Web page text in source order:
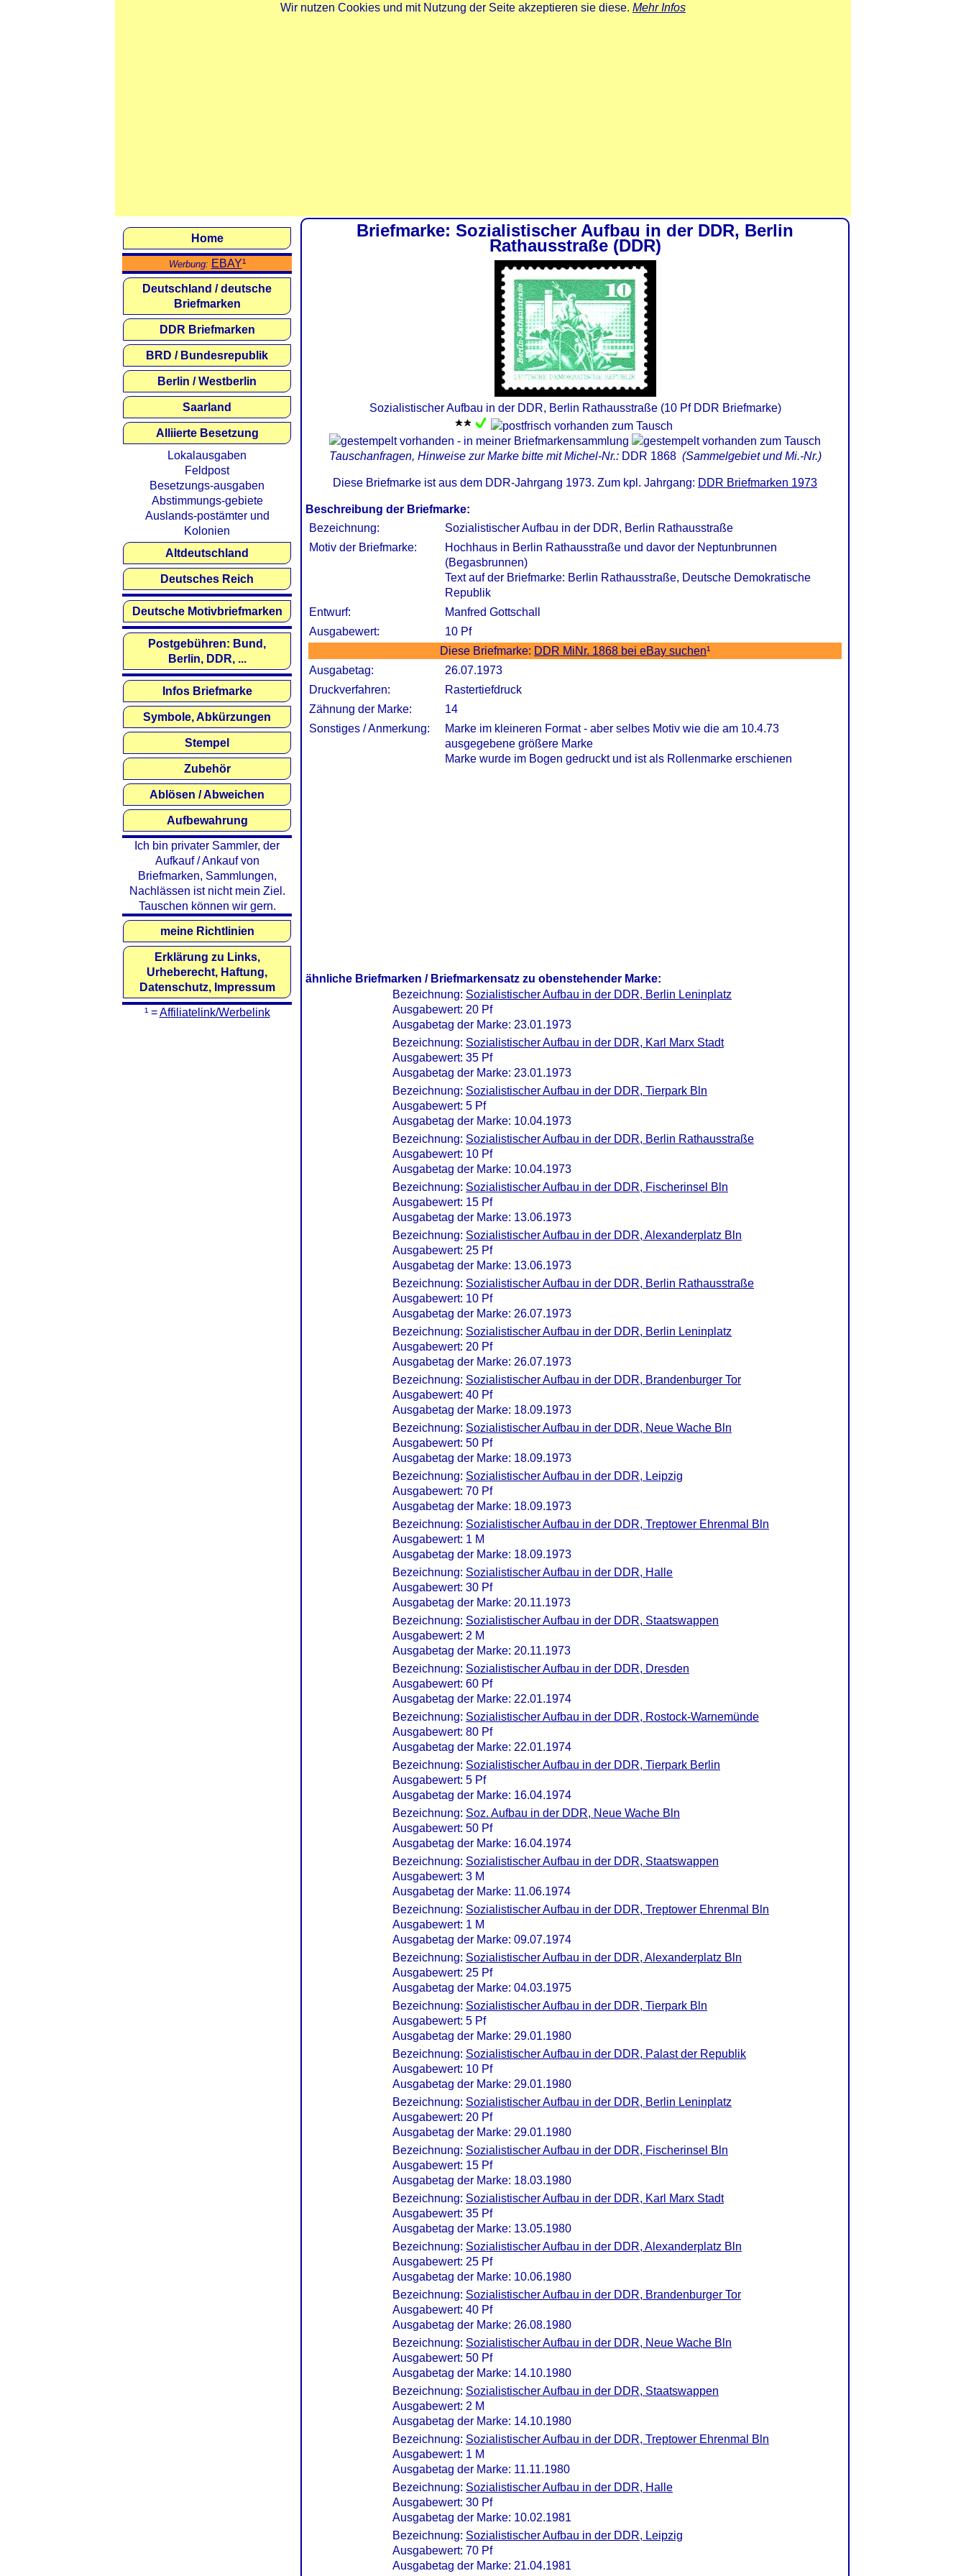
Wir nutzen Cookies und mit Nutzung der Seite akzeptieren sie diese. Mehr Infos
Briefmarke: Sozialistischer Aufbau in der DDR, Berlin
Rathausstraße (DDR)
Sozialistischer Aufbau in der DDR, Berlin Rathausstraße (10 Pf DDR Briefmarke)
Tauschanfragen, Hinweise zur Marke bitte mit Michel-Nr.: DDR 1868(Sammelgebiet und Mi.-Nr.)
Diese Briefmarke ist aus dem DDR-Jahrgang 1973. Zum kpl. Jahrgang: DDR Briefmarken 1973
Beschreibung der Briefmarke:
Bezeichnung:
Sozialistischer Aufbau in der DDR, Berlin Rathausstraße
Motiv der Briefmarke:
Hochhaus in Berlin Rathausstraße und davor der Neptunbrunnen
(Begasbrunnen)
Text auf der Briefmarke: Berlin Rathausstraße, Deutsche Demokratische
Republik
Entwurf:
Manfred Gottschall
Ausgabewert:
10 Pf
Diese Briefmarke: DDR MiNr. 1868 bei eBay suchen¹
Ausgabetag:
26.07.1973
Druckverfahren:
Rastertiefdruck
Zähnung der Marke:
14
Sonstiges / Anmerkung:
Marke im kleineren Format - aber selbes Motiv wie die am 10.4.73
ausgegebene größere Marke
Marke wurde im Bogen gedruckt und ist als Rollenmarke erschienen
ähnliche Briefmarken / Briefmarkensatz zu obenstehender Marke:
Bezeichnung: Sozialistischer Aufbau in der DDR, Berlin Leninplatz
Ausgabewert: 20 Pf
Ausgabetag der Marke: 23.01.1973
Bezeichnung: Sozialistischer Aufbau in der DDR, Karl Marx Stadt
Ausgabewert: 35 Pf
Ausgabetag der Marke: 23.01.1973
Bezeichnung: Sozialistischer Aufbau in der DDR, Tierpark Bln
Ausgabewert: 5 Pf
Ausgabetag der Marke: 10.04.1973
Bezeichnung: Sozialistischer Aufbau in der DDR, Berlin Rathausstraße
Ausgabewert: 10 Pf
Ausgabetag der Marke: 10.04.1973
Bezeichnung: Sozialistischer Aufbau in der DDR, Fischerinsel Bln
Ausgabewert: 15 Pf
Ausgabetag der Marke: 13.06.1973
Bezeichnung: Sozialistischer Aufbau in der DDR, Alexanderplatz Bln
Ausgabewert: 25 Pf
Ausgabetag der Marke: 13.06.1973
Bezeichnung: Sozialistischer Aufbau in der DDR, Berlin Rathausstraße
Ausgabewert: 10 Pf
Ausgabetag der Marke: 26.07.1973
Bezeichnung: Sozialistischer Aufbau in der DDR, Berlin Leninplatz
Ausgabewert: 20 Pf
Ausgabetag der Marke: 26.07.1973
Bezeichnung: Sozialistischer Aufbau in der DDR, Brandenburger Tor
Ausgabewert: 40 Pf
Ausgabetag der Marke: 18.09.1973
Bezeichnung: Sozialistischer Aufbau in der DDR, Neue Wache Bln
Ausgabewert: 50 Pf
Ausgabetag der Marke: 18.09.1973
Bezeichnung: Sozialistischer Aufbau in der DDR, Leipzig
Ausgabewert: 70 Pf
Ausgabetag der Marke: 18.09.1973
Bezeichnung: Sozialistischer Aufbau in der DDR, Treptower Ehrenmal Bln
Ausgabewert: 1 M
Ausgabetag der Marke: 18.09.1973
Bezeichnung: Sozialistischer Aufbau in der DDR, Halle
Ausgabewert: 30 Pf
Ausgabetag der Marke: 20.11.1973
Bezeichnung: Sozialistischer Aufbau in der DDR, Staatswappen
Ausgabewert: 2 M
Ausgabetag der Marke: 20.11.1973
Bezeichnung: Sozialistischer Aufbau in der DDR, Dresden
Ausgabewert: 60 Pf
Ausgabetag der Marke: 22.01.1974
Bezeichnung: Sozialistischer Aufbau in der DDR, Rostock-Warnemünde
Ausgabewert: 80 Pf
Ausgabetag der Marke: 22.01.1974
Bezeichnung: Sozialistischer Aufbau in der DDR, Tierpark Berlin
Ausgabewert: 5 Pf
Ausgabetag der Marke: 16.04.1974
Bezeichnung: Soz. Aufbau in der DDR, Neue Wache Bln
Ausgabewert: 50 Pf
Ausgabetag der Marke: 16.04.1974
Bezeichnung: Sozialistischer Aufbau in der DDR, Staatswappen
Ausgabewert: 3 M
Ausgabetag der Marke: 11.06.1974
Bezeichnung: Sozialistischer Aufbau in der DDR, Treptower Ehrenmal Bln
Ausgabewert: 1 M
Ausgabetag der Marke: 09.07.1974
Bezeichnung: Sozialistischer Aufbau in der DDR, Alexanderplatz Bln
Ausgabewert: 25 Pf
Ausgabetag der Marke: 04.03.1975
Bezeichnung: Sozialistischer Aufbau in der DDR, Tierpark Bln
Ausgabewert: 5 Pf
Ausgabetag der Marke: 29.01.1980
Bezeichnung: Sozialistischer Aufbau in der DDR, Palast der Republik
Ausgabewert: 10 Pf
Ausgabetag der Marke: 29.01.1980
Bezeichnung: Sozialistischer Aufbau in der DDR, Berlin Leninplatz
Ausgabewert: 20 Pf
Ausgabetag der Marke: 29.01.1980
Bezeichnung: Sozialistischer Aufbau in der DDR, Fischerinsel Bln
Ausgabewert: 15 Pf
Ausgabetag der Marke: 18.03.1980
Bezeichnung: Sozialistischer Aufbau in der DDR, Karl Marx Stadt
Ausgabewert: 35 Pf
Ausgabetag der Marke: 13.05.1980
Bezeichnung: Sozialistischer Aufbau in der DDR, Alexanderplatz Bln
Ausgabewert: 25 Pf
Ausgabetag der Marke: 10.06.1980
Bezeichnung: Sozialistischer Aufbau in der DDR, Brandenburger Tor
Ausgabewert: 40 Pf
Ausgabetag der Marke: 26.08.1980
Bezeichnung: Sozialistischer Aufbau in der DDR, Neue Wache Bln
Ausgabewert: 50 Pf
Ausgabetag der Marke: 14.10.1980
Bezeichnung: Sozialistischer Aufbau in der DDR, Staatswappen
Ausgabewert: 2 M
Ausgabetag der Marke: 14.10.1980
Bezeichnung: Sozialistischer Aufbau in der DDR, Treptower Ehrenmal Bln
Ausgabewert: 1 M
Ausgabetag der Marke: 11.11.1980
Bezeichnung: Sozialistischer Aufbau in der DDR, Halle
Ausgabewert: 30 Pf
Ausgabetag der Marke: 10.02.1981
Bezeichnung: Sozialistischer Aufbau in der DDR, Leipzig
Ausgabewert: 70 Pf
Ausgabetag der Marke: 21.04.1981
Home
Werbung: EBAY¹
Deutschland / deutsche
Briefmarken
DDR Briefmarken
BRD / Bundesrepublik
Berlin / Westberlin
Saarland
Alliierte Besetzung
Lokalausgaben
Feldpost
Besetzungs-ausgaben
Abstimmungs-gebiete
Auslands-postämter und
Kolonien
Altdeutschland
Deutsches Reich
Deutsche Motivbriefmarken
Postgebühren: Bund,
Berlin, DDR, ...
Infos Briefmarke
Symbole, Abkürzungen
Stempel
Zubehör
Ablösen / Abweichen
Aufbewahrung
Ich bin privater Sammler, der
Aufkauf / Ankauf von
Briefmarken, Sammlungen,
Nachlässen ist nicht mein Ziel.
Tauschen können wir gern.
meine Richtlinien
Erklärung zu Links,
Urheberecht, Haftung,
Datenschutz, Impressum
¹ =Affiliatelink/Werbelink